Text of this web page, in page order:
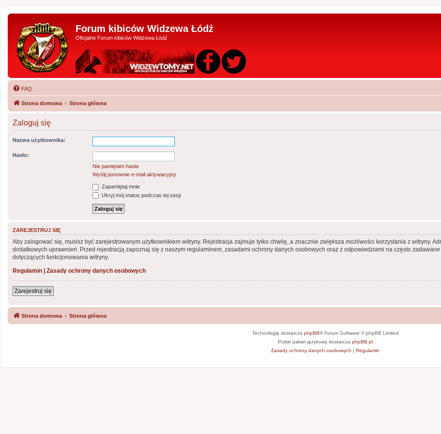
Forum kibiców Widzewa Łódź
Oficjalne Forum kibiców Widzewa Łódź
FAQ
Strona domowa Strona główna
Zaloguj się
Nazwa użytkownika:
Hasło:
Nie pamiętam hasła
Wyślij ponownie e-mail aktywacyjny
Zapamiętaj mnie
Ukryj mój status podczas tej sesji
ZAREJESTRUJ SIĘ
Aby zalogować się, musisz być zarejestrowanym użytkownikiem witryny. Rejestracja zajmuje tylko chwilę, a znacznie zwiększa możliwości korzystania z witryny.
dodatkowych uprawnień. Przed rejestracją zapoznaj się z naszym regulaminem, zasadami ochrony danych osobowych oraz z odpowiedziami na często
dotyczących funkcjonowania witryny.
Regulamin | Zasady ochrony danych osobowych
Zarejestruj się
Strona domowa Strona główna
Technologię dostarcza phpBB® Forum Software © phpBB Limited
Polski pakiet językowy dostarcza phpBB.pl
Zasady ochrony danych osobowych | Regulamin